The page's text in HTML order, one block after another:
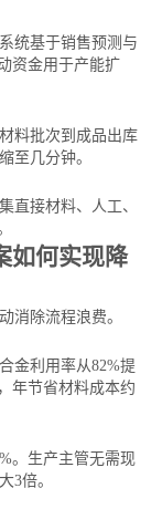
统基于销售预测与
资金用于产能扩
料批次到成品出库
至几分钟。
直接材料、人工、
如何实现降
消除流程浪费。
金利用率从82%提
年节省材料成本约
。生产主管无需现
3倍。